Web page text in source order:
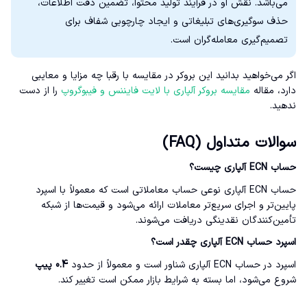
حذف سوگیری‌های تبلیغاتی و ایجاد چارچوبی شفاف برای
تصمیم‌گیری معامله‌گران است.
اگر می‌خواهید بدانید این بروکر در مقایسه با رقبا چه مزایا و معایبی
دارد، مقاله مقایسه بروکر آلپاری با لایت فایننس و فیبوگروپ را از دست
ندهید.
سوالات متداول (FAQ)
حساب ECN آلپاری چیست؟
حساب ECN آلپاری نوعی حساب معاملاتی است که معمولاً با اسپرد
پایین‌تر و اجرای سریع‌تر معاملات ارائه می‌شود و قیمت‌ها از شبکه
تأمین‌کنندگان نقدینگی دریافت می‌شوند.
اسپرد حساب ECN آلپاری چقدر است؟
اسپرد در حساب ECN آلپاری شناور است و معمولاً از حدود
0.4 پیپ
شروع می‌شود، اما بسته به شرایط بازار ممکن است تغییر کند.